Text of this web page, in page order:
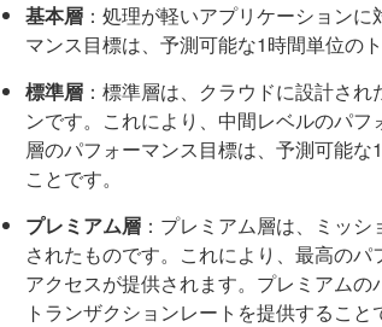
基本層 ：処理が軽いアプリケーション
マンス目標は、予測可能な1時間単位の
標準層 ：標準層は、クラウドに設計さ
ンです。これにより、中間レベルのパ
層のパフォーマンス目標は、予測可能
ことです。
プレミアム層 ：プレミアム層は、ミッ
されたものです。これにより、最高の
アクセスが提供されます。プレミアム
トランザクションレートを提供すること